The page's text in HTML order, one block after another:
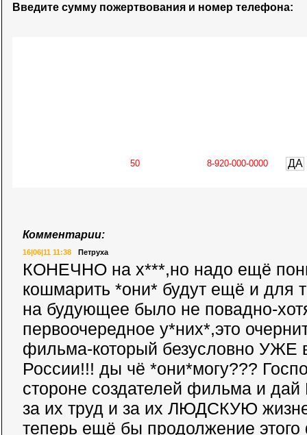
Введите сумму пожертвования и номер телефона:
ДА
Комментарии:
16|06|11 11:38 Петруха
КОНЕЧНО на х***,но надо ещё
кошмарить *они* будут ещё и для
на будующее было не повадно-
первоочередное у*них*,это
фильма-который безусловно УЖЕ
России!!! ды чё *они*могу???
стороне создателей фильма и дай
за их труд и за их ЛЮДСКУЮ
теперь ещё бы продолжение